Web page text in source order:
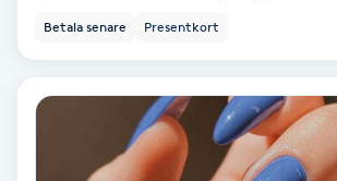
Spa manikyr & pedikyr
Spa-manikyr
Betala senare Presentkort